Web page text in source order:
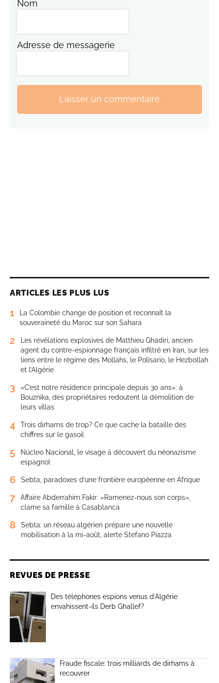
Nom
Adresse de messagerie
Laisser un commentaire
ARTICLES LES PLUS LUS
1
La Colombie change de position et reconnaît la
souveraineté du Maroc sur son Sahara
2
Les révélations explosives de Matthieu Ghadiri, ancien
agent du contre-espionnage français infiltré en Iran, sur les
liens entre le régime des Mollahs, le Polisario, le Hezbollah
et l’Algérie
3
«C’est notre résidence principale depuis 30 ans»: à
Bouznika, des propriétaires redoutent la démolition de
leurs villas
4
Trois dirhams de trop? Ce que cache la bataille des
chiffres sur le gasoil
5
Núcleo Nacional, le visage à découvert du néonazisme
espagnol
6 Sebta, paradoxes d’une frontière européenne en Afrique
7
Affaire Abderrahim Fakir: «Ramenez-nous son corps»,
clame sa famille à Casablanca
8
Sebta: un réseau algérien prépare une nouvelle
mobilisation à la mi-août, alerte Stefano Piazza
REVUES DE PRESSE
Des téléphones espions venus d’Algérie
envahissent-ils Derb Ghallef?
Fraude fiscale: trois milliards de dirhams à
recouvrer